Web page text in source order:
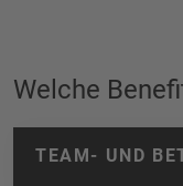
Welche
TEAM- UND